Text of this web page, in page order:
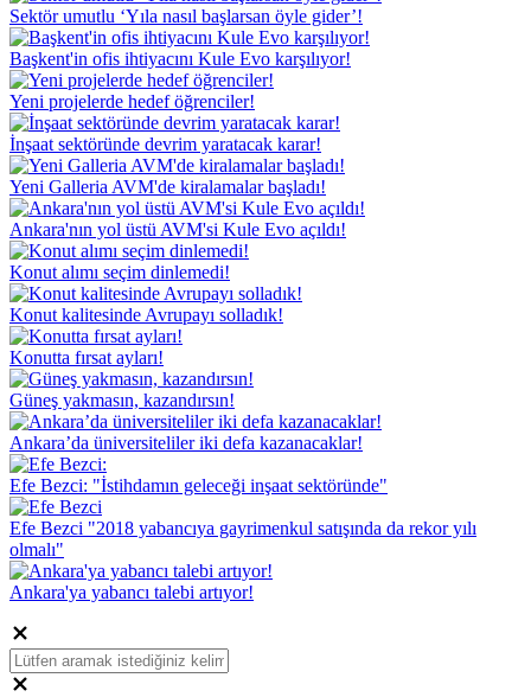
Sektör umutlu ‘Yıla nasıl başlarsan öyle gider’!
Başkent'in ofis ihtiyacını Kule Evo karşılıyor!
Yeni projelerde hedef öğrenciler!
İnşaat sektöründe devrim yaratacak karar!
Yeni Galleria AVM'de kiralamalar başladı!
Ankara'nın yol üstü AVM'si Kule Evo açıldı!
Konut alımı seçim dinlemedi!
Konut kalitesinde Avrupayı solladık!
Konutta fırsat ayları!
Güneş yakmasın, kazandırsın!
Ankara’da üniversiteliler iki defa kazanacaklar!
Efe Bezci: "İstihdamın geleceği inşaat sektöründe"
Efe Bezci "2018 yabancıya gayrimenkul satışında da rekor yılı
olmalı"
Ankara'ya yabancı talebi artıyor!